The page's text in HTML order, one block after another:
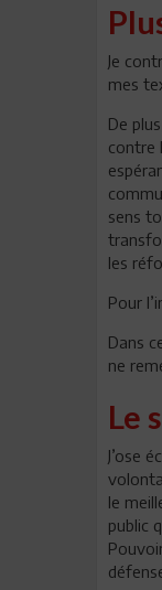
Je
mes
De
contre
sens
les
Pour
Dans
ne
Le
J’ose
le
public